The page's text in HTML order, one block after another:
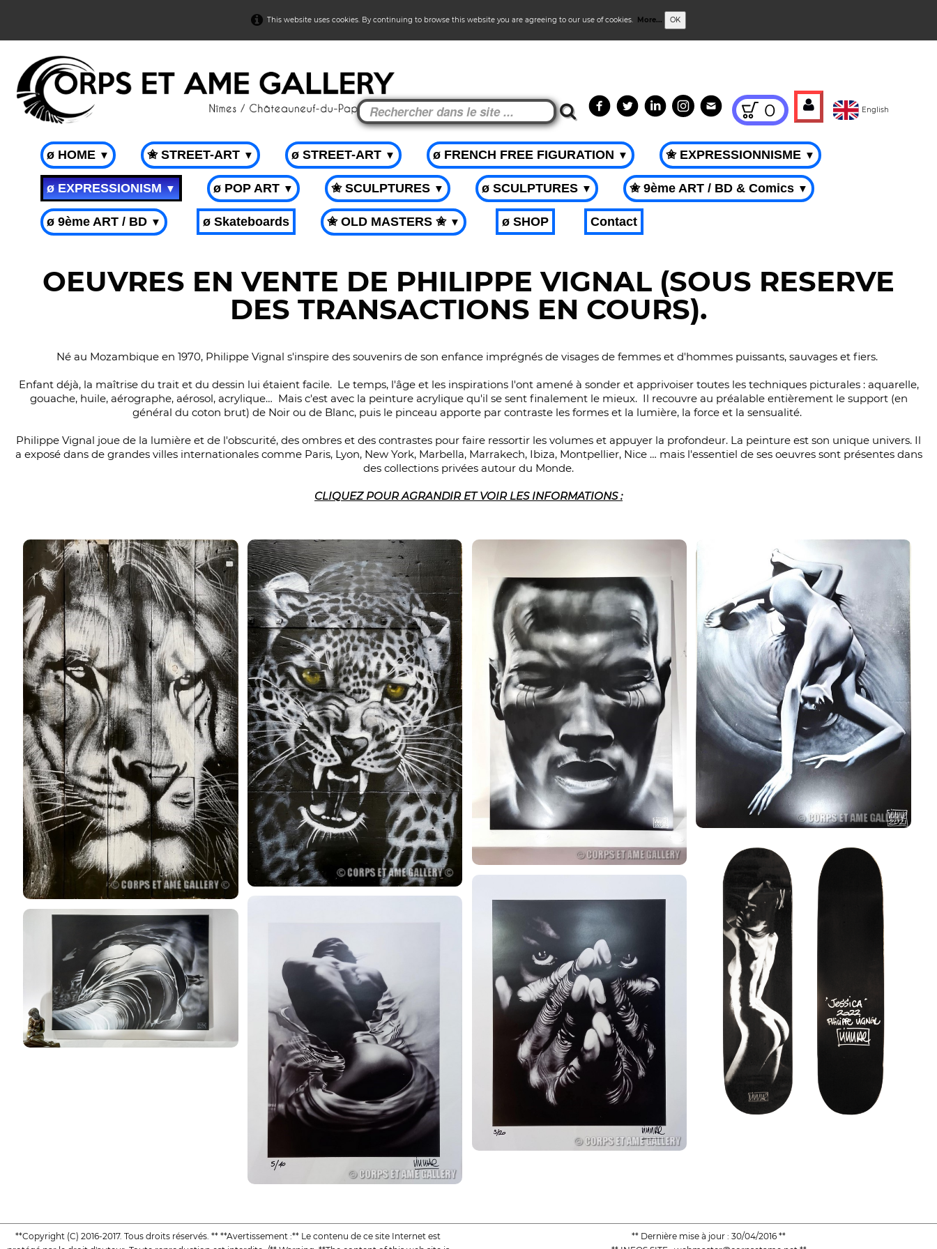
This website uses cookies. By continuing to browse this website you are agreeing to our use of cookies. More... OK
0 English
ø HOME ▼ ✬ STREET-ART ▼ ø STREET-ART ▼ ø FRENCH FREE FIGURATION ▼ ✬ EXPRESSIONNISME ▼
ø EXPRESSIONISM▼ ø POP ART ▼ ✬ SCULPTURES ▼ ø SCULPTURES ▼ ✬ 9ème ART / BD & Comics ▼
ø 9ème ART / BD ▼ ø Skateboards ✬ OLD MASTERS ✬ ▼ ø SHOP Contact
OEUVRES EN VENTE DE PHILIPPE VIGNAL (SOUS RESERVE
DES TRANSACTIONS EN COURS).
Né au Mozambique en 1970, Philippe Vignal s'inspire des souvenirs de son enfance imprégnés de visages de femmes et d'hommes puissants, sauvages et fiers.
Enfant déjà, la maîtrise du trait et du dessin lui étaient facile. Le temps, l'âge et les inspirations l'ont amené à sonder et apprivoiser toutes les techniques picturales : aquarelle,
gouache, huile, aérographe, aérosol, acrylique… Mais c'est avec la peinture acrylique qu'il se sent finalement le mieux. Il recouvre au préalable entièrement le support (en
général du coton brut) de Noir ou de Blanc, puis le pinceau apporte par contraste les formes et la lumière, la force et la sensualité.
Philippe Vignal joue de la lumière et de l'obscurité, des ombres et des contrastes pour faire ressortir les volumes et appuyer la profondeur. La peinture est son unique univers. Il
a exposé dans de grandes villes internationales comme Paris, Lyon, New York, Marbella, Marrakech, Ibiza, Montpellier, Nice … mais l'essentiel de ses oeuvres sont présentes dans
des collections privées autour du Monde.
CLIQUEZ POUR AGRANDIR ET VOIR LES INFORMATIONS :
**Copyright (C) 2016-2017. Tous droits réservés. ** **Avertissement :** Le contenu de ce site Internet est
** Dernière mise à jour : 30/04/2016 **